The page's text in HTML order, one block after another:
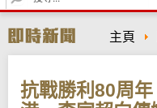
e
r
c
主頁
抗戰勝利80周